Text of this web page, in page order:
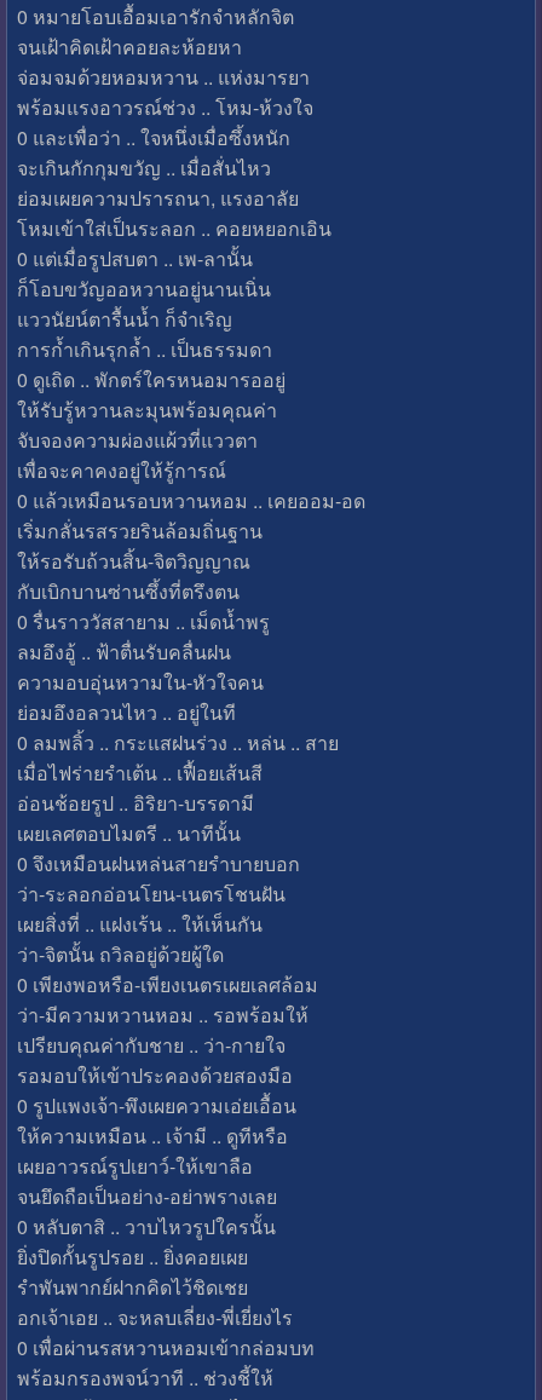
0 หมายโอบเอื้อมเอารักจำหลักจิต
จนเฝ้าคิดเฝ้าคอยละห้อยหา
จ่อมจมด้วยหอมหวาน .. แห่งมารยา
พร้อมแรงอาวรณ์ช่วง .. โหม-ห้วงใจ
0 และเพื่อว่า .. ใจหนึ่งเมื่อซึ้งหนัก
จะเกินกักกุมขวัญ .. เมื่อสั่นไหว
ย่อมเผยความปรารถนา, แรงอาลัย
โหมเข้าใส่เป็นระลอก .. คอยหยอกเอิน
0 แต่เมื่อรูปสบตา .. เพ-ลานั้น
ก็โอบขวัญออหวานอยู่นานเนิ่น
แววนัยน์ตารื้นน้ำ ก็จำเริญ
การก้ำเกินรุกล้ำ .. เป็นธรรมดา
0 ดูเถิด .. พักตร์ใครหนอมารออยู่
ให้รับรู้หวานละมุนพร้อมคุณค่า
จับจองความผ่องแผ้วที่แววตา
เพื่อจะคาคงอยู่ให้รู้การณ์
0 แล้วเหมือนรอบหวานหอม .. เคยออม-อด
เริ่มกลั่นรสรวยรินล้อมถิ่นฐาน
ให้รอรับถ้วนสิ้น-จิตวิญญาณ
กับเบิกบานซ่านซึ้งที่ตรึงตน
0 รื่นราววัสสายาม .. เม็ดน้ำพรู
ลมอึงอู้ .. ฟ้าตื่นรับคลื่นฝน
ความอบอุ่นหวามใน-หัวใจคน
ย่อมอึงอลวนไหว .. อยู่ในที
0 ลมพลิ้ว .. กระแสฝนร่วง .. หล่น .. สาย
เมื่อไฟร่ายรำเต้น .. เฟื้อยเส้นสี
อ่อนช้อยรูป .. อิริยา-บรรดามี
เผยเลศตอบไมตรี .. นาทีนั้น
0 จึงเหมือนฝนหล่นสายรำบายบอก
ว่า-ระลอกอ่อนโยน-เนตรโชนฝัน
เผยสิ่งที่ .. แฝงเร้น .. ให้เห็นกัน
ว่า-จิตนั้น ถวิลอยู่ด้วยผู้ใด
0 เพียงพอหรือ-เพียงเนตรเผยเลศล้อม
ว่า-มีความหวานหอม .. รอพร้อมให้
เปรียบคุณค่ากับชาย .. ว่า-กายใจ
รอมอบให้เข้าประคองด้วยสองมือ
0 รูปแพงเจ้า-พึงเผยความเอ่ยเอื้อน
ให้ความเหมือน .. เจ้ามี .. ดูทีหรือ
เผยอาวรณ์รูปเยาว์-ให้เขาลือ
จนยึดถือเป็นอย่าง-อย่าพรางเลย
0 หลับตาสิ .. วาบไหวรูปใครนั้น
ยิ่งปิดกั้นรูปรอย .. ยิ่งคอยเผย
รำพันพากย์ฝากคิดไว้ชิดเชย
อกเจ้าเอย .. จะหลบเลี่ยง-พี่เยี่ยงไร
0 เพื่อผ่านรสหวานหอมเข้ากล่อมบท
พร้อมกรองพจน์วาที .. ช่วงชี้ให้